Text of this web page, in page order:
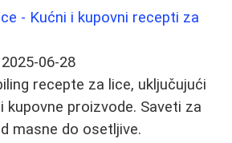
- Kućni i kupovni recepti za
2025-06-28
recepte za lice, uključujući
kupovne proizvode. Saveti za
masne do osetljive.